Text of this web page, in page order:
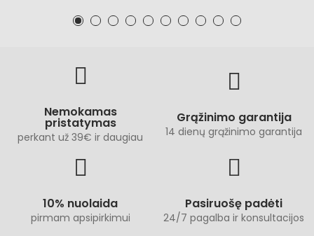
Nemokamas
pristatymas
perkant už 39€ ir daugiau
Grąžinimo garantija
14 dienų grąžinimo garantija
10% nuolaida
pirmam apsipirkimui
Pasiruošę padėti
24/7 pagalba ir konsultacijos